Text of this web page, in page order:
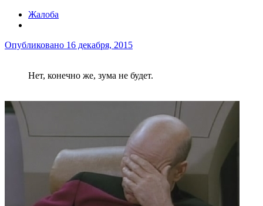
Жалоба
Опубликовано 16 декабря, 2015
Нет, конечно же, зума не будет.